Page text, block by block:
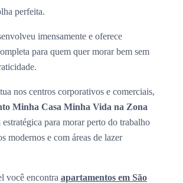
perfeita.
imensamente e oferece
para quem quer morar bem sem
nos centros corporativos e comerciais,
Minha Casa Minha Vida na Zona
estratégica para morar perto do trabalho
modernos e com áreas de lazer
você encontra apartamentos em São